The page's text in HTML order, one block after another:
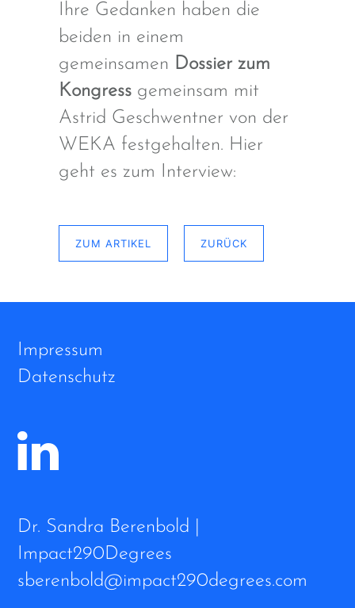
Ihre Gedanken haben die
beiden in einem
gemeinsamen Dossier zum
Kongress gemeinsam mit
Astrid Geschwentner von der
WEKA festgehalten. Hier
geht es zum Interview:
ZUM ARTIKEL ZURÜCK
Impressum
Datenschutz
Dr. Sandra Berenbold |
Impact290Degrees
sberenbold@impact290degrees.com